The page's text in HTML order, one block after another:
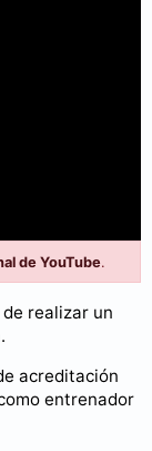
de YouTube.
realizar un
acreditación
entrenador